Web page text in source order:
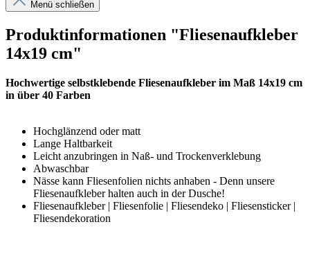
Menü schließen
Produktinformationen "Fliesenaufkleber
14x19 cm"
Hochwertige selbstklebende Fliesenaufkleber im Maß 14x19 cm
in über 40 Farben
Hochglänzend oder matt
Lange Haltbarkeit
Leicht anzubringen in Naß- und Trockenverklebung
Abwaschbar
Nässe kann Fliesenfolien nichts anhaben - Denn unsere
Fliesenaufkleber halten auch in der Dusche!
Fliesenaufkleber | Fliesenfolie | Fliesendeko | Fliesensticker |
Fliesendekoration